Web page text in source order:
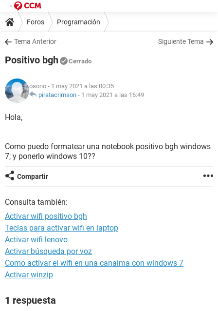
Foros Programación
Tema Anterior Siguiente Tema
Positivo bgh Cerrado
osorio - 1 may 2021 a las 00:35
piratacrimson - 1 may 2021 a las 16:49
Hola,
Como puedo formatear una notebook positivo bgh windows
7; y ponerlo windows 10??
Compartir
Consulta también:
Activar wifi positivo bgh
Teclas para activar wifi en laptop
Activar wifi lenovo
Activar búsqueda por voz
Como activar el wifi en una canaima con windows 7
Activar winzip
1 respuesta